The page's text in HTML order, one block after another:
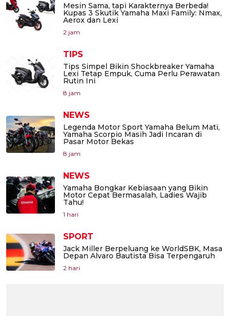
Mesin Sama, tapi Karakternya Berbeda!
Kupas 3 Skutik Yamaha Maxi Family: Nmax,
Aerox dan Lexi
2 jam
TIPS
Tips Simpel Bikin Shockbreaker Yamaha
Lexi Tetap Empuk, Cuma Perlu Perawatan
Rutin Ini
8 jam
NEWS
Legenda Motor Sport Yamaha Belum Mati,
Yamaha Scorpio Masih Jadi Incaran di
Pasar Motor Bekas
8 jam
NEWS
Yamaha Bongkar Kebiasaan yang Bikin
Motor Cepat Bermasalah, Ladies Wajib
Tahu!
1 hari
SPORT
Jack Miller Berpeluang ke WorldSBK, Masa
Depan Alvaro Bautista Bisa Terpengaruh
2 hari